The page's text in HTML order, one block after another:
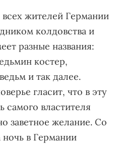
жителей Германии
колдовства и
разные названия:
костер,
и так далее.
гласит, что в эту
самого властителя
заветное желание. Со
в Германии